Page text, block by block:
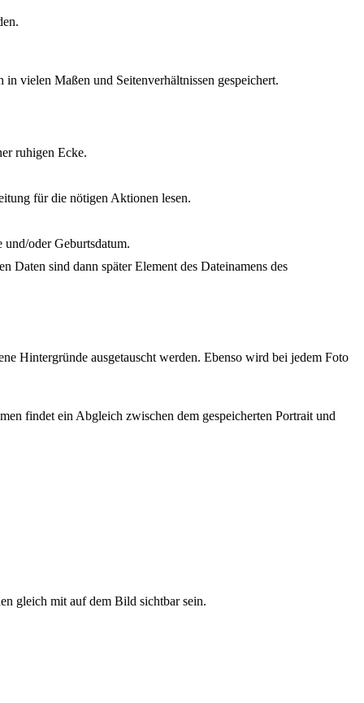
vielen Maßen und Seitenverhältnissen gespeichert.
ruhigen Ecke.
für die nötigen Aktionen lesen.
oder Geburtsdatum.
Daten sind dann später Element des Dateinamens des
Hintergründe ausgetauscht werden. Ebenso wird bei jedem Foto
findet ein Abgleich zwischen dem gespeicherten Portrait und
gleich mit auf dem Bild sichtbar sein.